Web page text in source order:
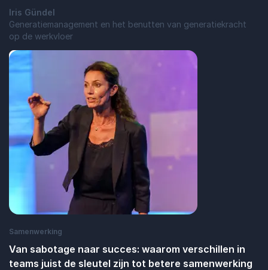
Iris Gündel
Generatiemanagement en het benutten van generatiekracht
op de werkvloer
Lees blogbericht: Zo maken generatieverschillen jullie
Samenwerking
Van sabotage naar succes: waarom verschillen in
teams juist de sleutel zijn tot betere samenwerking